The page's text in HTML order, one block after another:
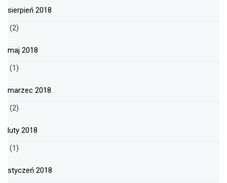
sierpień 2018
(2)
maj 2018
(1)
marzec 2018
(2)
luty 2018
(1)
styczeń 2018